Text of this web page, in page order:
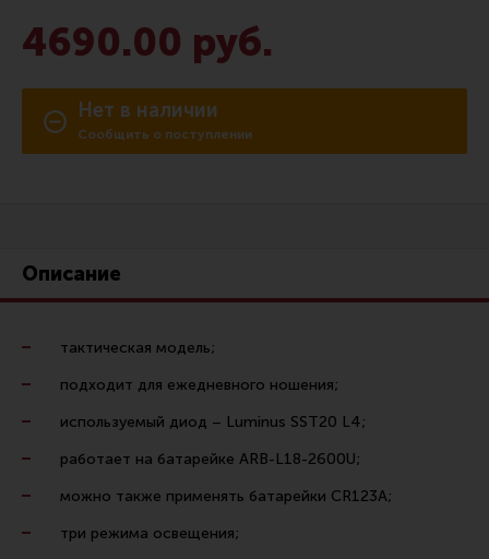
Антабки и ремни
Фонари и ЛЦУ
Тюнинг для пистолетов
Магазин для тех, кто стреляет
Снаряжение для IPSC
Кобуры для IPSC
Паучеры и патронташи
Ремни для IPSC
Стрелковые таймеры
4690.00 руб.
Нет в наличии
Сообщить о поступлении
Описание
тактическая модель;
подходит для ежедневного ношения;
используемый диод – Luminus SST20 L4;
работает на батарейке ARB-L18-2600U;
можно также применять батарейки CR123A;
три режима освещения;